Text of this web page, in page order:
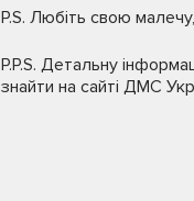
P.S. Любіть свою
P.P.S. Детальну
знайти на сайті ДМС